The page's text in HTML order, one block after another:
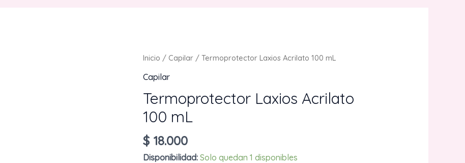
Inicio / Capilar / Termoprotector Laxios Acrilato 100 mL
Capilar
Termoprotector Laxios Acrilato
100 mL
$ 18.000
Disponibilidad: Solo quedan 1 disponibles